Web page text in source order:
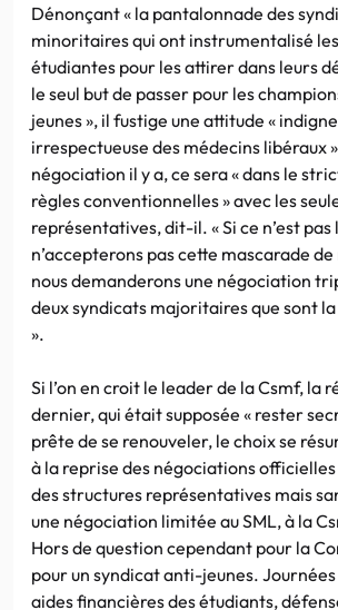
Dénonçant « la pantalonnade des
minoritaires qui ont instrumentalisé
étudiantes pour les attirer dans leurs
le seul but de passer pour les
jeunes », il fustige une attitude «
irrespectueuse des médecins libéraux
négociation il y a, ce sera « dans le
règles conventionnelles » avec les
représentatives, dit-il. « Si ce n’est pas
n’accepterons pas cette mascarade
nous demanderons une négociation
deux syndicats majoritaires que sont
».
Si l’on en croit le leader de la Csmf, la
dernier, qui était supposée « rester
prête de se renouveler, le choix se
à la reprise des négociations officielles
des structures représentatives mais
une négociation limitée au SML, à la
Hors de question cependant pour la
pour un syndicat anti-jeunes.
aides financières des étudiants,